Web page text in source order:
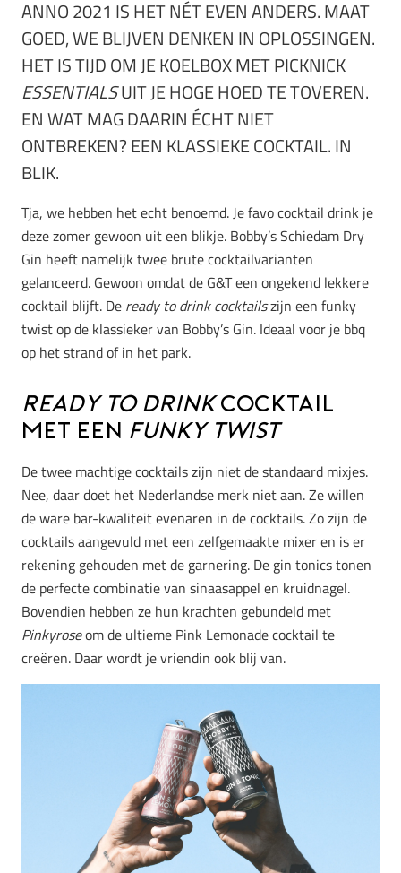
ANNO 2021 IS HET NÉT EVEN ANDERS. MAAT
GOED, WE BLIJVEN DENKEN IN OPLOSSINGEN.
HET IS TIJD OM JE KOELBOX MET PICKNICK
ESSENTIALSUIT JE HOGE HOED TE TOVEREN.
EN WAT MAG DAARIN ÉCHT NIET
ONTBREKEN? EEN KLASSIEKE COCKTAIL. IN
BLIK.
Tja, we hebben het echt benoemd. Je favo cocktail drink je
deze zomer gewoon uit een blikje. Bobby’s Schiedam Dry
Gin heeft namelijk twee brute cocktailvarianten
gelanceerd. Gewoon omdat de G&T een ongekend lekkere
cocktail blijft. De ready to drink cocktailszijn een funky
twist op de klassieker van Bobby’s Gin. Ideaal voor je bbq
op het strand of in het park.
Ready to drink cocktail
met een funky twist
De twee machtige cocktails zijn niet de standaard mixjes.
Nee, daar doet het Nederlandse merk niet aan. Ze willen
de ware bar-kwaliteit evenaren in de cocktails. Zo zijn de
cocktails aangevuld met een zelfgemaakte mixer en is er
rekening gehouden met de garnering. De gin tonics tonen
de perfecte combinatie van sinaasappel en kruidnagel.
Bovendien hebben ze hun krachten gebundeld met
Pinkyroseom de ultieme Pink Lemonade cocktail te
creëren. Daar wordt je vriendin ook blij van.